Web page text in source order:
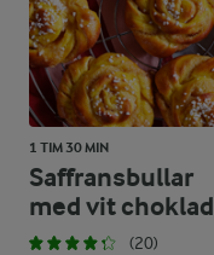
1 TIM 30 MIN
Saffransbullar
med vit choklad
(20)